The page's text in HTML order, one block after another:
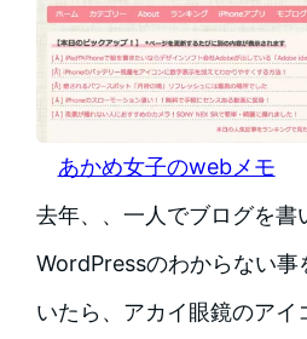
あかめ女子のwebメモ
去年、、一人でブログを書
WordPressのわからない事
いたら、アカイ眼鏡のアイ